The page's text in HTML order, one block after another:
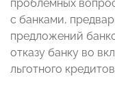
проблемных
с банками,
предложений
отказу банку во
льготного